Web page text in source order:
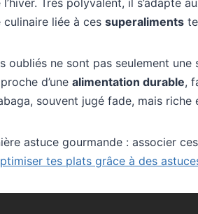
Très polyvalent, il s’adapte
liée à ces superaliments
oubliés ne sont pas seulement
d’une alimentation durable,
souvent jugé fade, mais
astuce gourmande : associer
tes plats grâce à des